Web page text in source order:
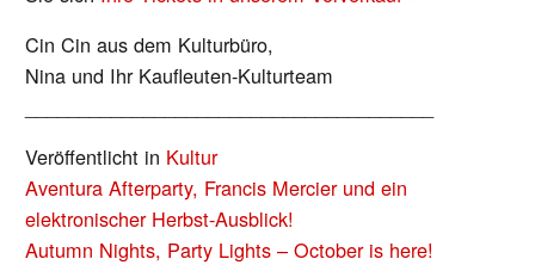
Cin Cin aus dem Kulturbüro,
Nina und Ihr Kaufleuten-Kulturteam
Veröffentlicht in Kultur
BEITRAGS-
NAVIGATION
Aventura Afterparty, Francis Mercier und ein
elektronischer Herbst-Ausblick!
Autumn Nights, Party Lights – October is here!